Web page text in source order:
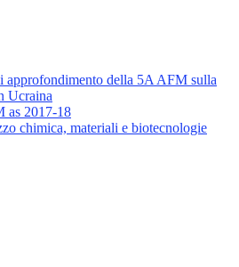
approfondimento della 5A AFM sulla
Ucraina
as 2017-18
chimica, materiali e biotecnologie